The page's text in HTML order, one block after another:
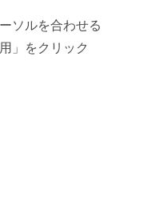
ソルを合わせる
」をクリック